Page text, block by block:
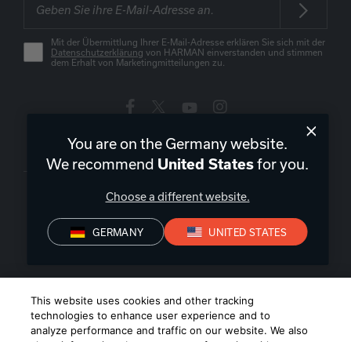
Mit der Übermittlung Ihrer E-Mail-Adresse erklären Sie sich mit der
Datenschutzerklärung von HARMAN einverstanden und stimmen
dem Erhalt von Marketingmitteilungen zu.
Deutschland| DE
Datenschutz Konformitätserklärungen
Verkaufsbedingungen
You are on the Germany website.
We recommend United Statesfor you.
Choose a different website.
GERMANY UNITED STATES
This website uses cookies and other tracking
technologies to enhance user experience and to
analyze performance and traffic on our website. We also